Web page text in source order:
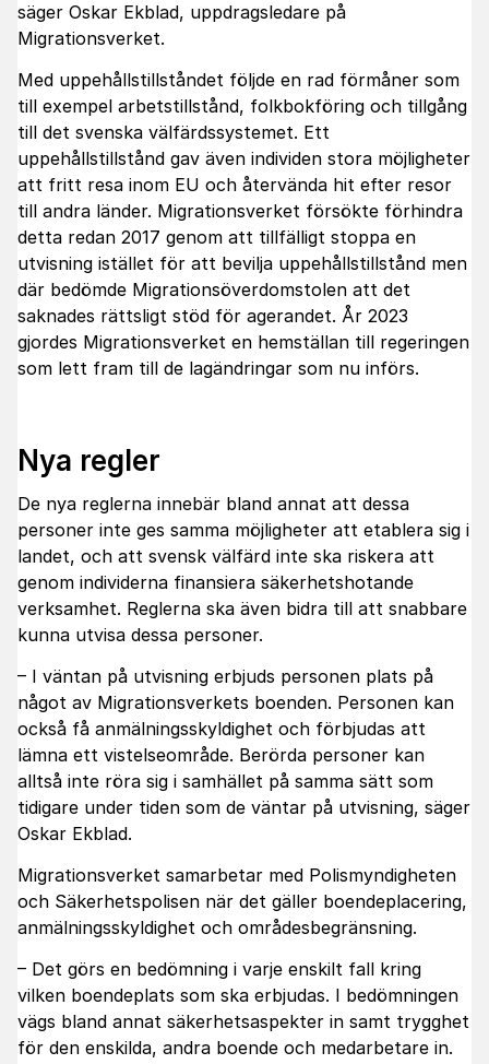
säger Oskar Ekblad, uppdragsledare på
Migrationsverket.
Med uppehållstillståndet följde en rad förmåner som
till exempel arbetstillstånd, folkbokföring och tillgång
till det svenska välfärdssystemet. Ett
uppehållstillstånd gav även individen stora möjligheter
att fritt resa inom EU och återvända hit efter resor
till andra länder. Migrationsverket försökte förhindra
detta redan 2017 genom att tillfälligt stoppa en
utvisning istället för att bevilja uppehållstillstånd men
där bedömde Migrationsöverdomstolen att det
saknades rättsligt stöd för agerandet. År 2023
gjordes Migrationsverket en hemställan till regeringen
som lett fram till de lagändringar som nu införs.
Nya regler
De nya reglerna innebär bland annat att dessa
personer inte ges samma möjligheter att etablera sig i
landet, och att svensk välfärd inte ska riskera att
genom individerna finansiera säkerhetshotande
verksamhet. Reglerna ska även bidra till att snabbare
kunna utvisa dessa personer.
– I väntan på utvisning erbjuds personen plats på
något av Migrationsverkets boenden. Personen kan
också få anmälningsskyldighet och förbjudas att
lämna ett vistelseområde. Berörda personer kan
alltså inte röra sig i samhället på samma sätt som
tidigare under tiden som de väntar på utvisning, säger
Oskar Ekblad.
Migrationsverket samarbetar med Polismyndigheten
och Säkerhetspolisen när det gäller boendeplacering,
anmälningsskyldighet och områdesbegränsning.
– Det görs en bedömning i varje enskilt fall kring
vilken boendeplats som ska erbjudas. I bedömningen
vägs bland annat säkerhetsaspekter in samt trygghet
för den enskilda, andra boende och medarbetare in.